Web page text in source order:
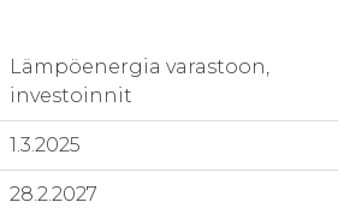
Lämpöenergia varastoon,
investoinnit
1.3.2025
28.2.2027